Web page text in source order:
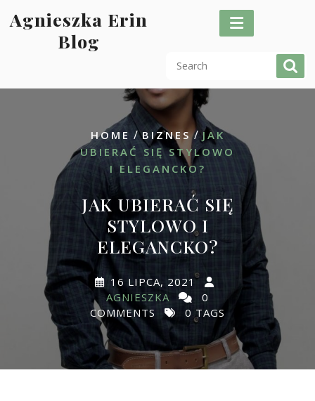
toAgnieszka Erin
Blog
HOME /BIZNES/JAK
UBIERAĆ SIĘ STYLOWO
I ELEGANCKO?
JAK UBIERAĆ SIĘ
STYLOWO I
ELEGANCKO?
16 LIPCA, 2021
AGNIESZKA
0
COMMENTS
0 TAGS